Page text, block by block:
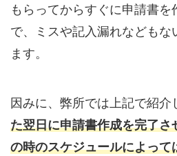
もらってからすぐに申請書
で、ミスや記入漏れなども
ます。
因みに、弊所では上記で紹介
た翌日に申請書作成を完了さ
の時のスケジュールによって